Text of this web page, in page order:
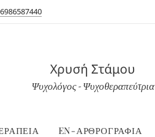
Χρυσή Στάμου
Ψυχολόγος - Ψυχοθεραπεύτρια
EN-ΑΡΘΡΟΓΡΑΦΙΑ